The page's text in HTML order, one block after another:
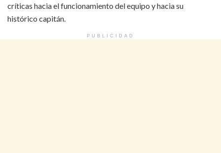
críticas hacia el funcionamiento del equipo y hacia su
histórico capitán.
PUBLICIDAD